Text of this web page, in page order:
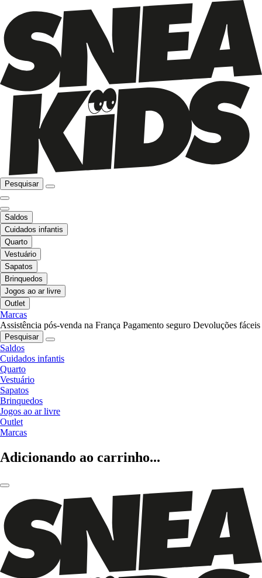
Pesquisar
Saldos
Cuidados infantis
Quarto
Vestuário
Sapatos
Brinquedos
Jogos ao ar livre
Outlet
Marcas
Assistência pós-venda na França Pagamento seguro Devoluções fáceis
Pesquisar
Saldos
Cuidados infantis
Quarto
Vestuário
Sapatos
Brinquedos
Jogos ao ar livre
Outlet
Marcas
Adicionando ao carrinho...